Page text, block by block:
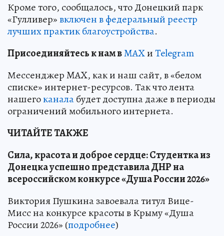
Кроме того, сообщалось, что Донецкий парк
«Гулливер»включен в федеральный реестр
лучших практик благоустройства.
Присоединяйтесь к нам вMAXиTelegram
Мессенджер MAX, как и наш сайт, в «белом
списке» интернет-ресурсов. Так что лента
нашегоканалабудет доступна даже в периоды
ограничений мобильного интернета.
ЧИТАЙТЕ ТАКЖЕ
Сила, красота и доброе сердце: Студентка из
Донецка успешно представила ДНР на
всероссийском конкурсе «Душа России 2026»
Виктория Пушкина завоевала титул Вице-
Мисс на конкурсе красоты в Крыму «Душа
России 2026» (подробнее)